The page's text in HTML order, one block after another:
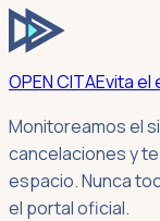
OPEN CITAEvita el
Monitoreamos el
cancelaciones y
espacio. Nunca
el portal oficial.